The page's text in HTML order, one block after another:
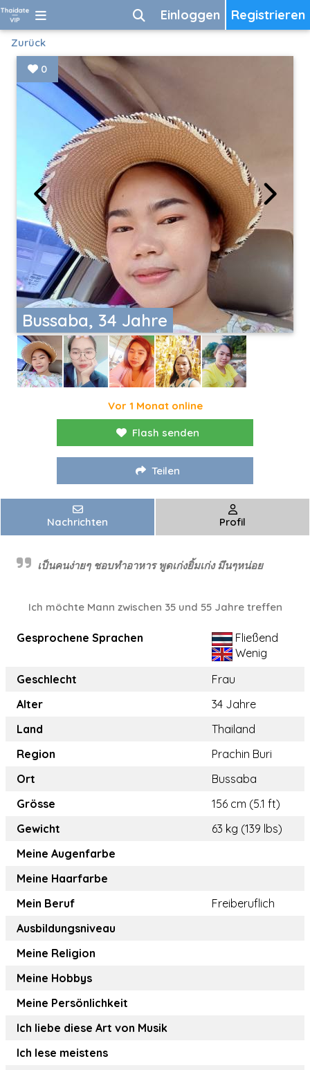
Registrieren
Einloggen
Zurück
Bussaba, 34 Jahre
0
Vor 1 Monat online
Flash senden
Teilen
Nachrichten Profil
เป็นคนง่ายๆ ชอบทำอาหาร พูดเก่งยิ้มเก่ง มึนๆหน่อย
Ich möchte Mann zwischen 35 und 55 Jahre treffen
Gesprochene Sprachen
Fließend
Wenig
Geschlecht
Frau
Alter
34 Jahre
Land
Thailand
Region
Prachin Buri
Ort
Bussaba
Grösse
156 cm (5.1 ft)
Gewicht
63 kg (139 lbs)
Meine Augenfarbe
Meine Haarfarbe
Mein Beruf
Freiberuflich
Ausbildungsniveau
Meine Religion
Meine Hobbys
Meine Persönlichkeit
Ich liebe diese Art von Musik
Ich lese meistens